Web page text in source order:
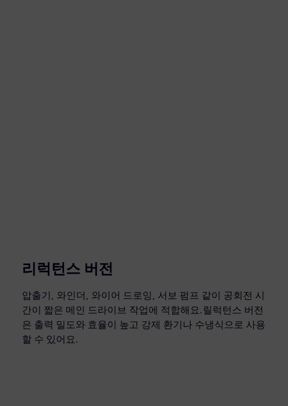
리럭턴스 버전
압출기, 와인더, 와이어 드로잉, 서보 펌프 같이 공회전 시
간이 짧은 메인 드라이브 작업에 적합해요.릴럭턴스 버전
은 출력 밀도와 효율이 높고 강제 환기나 수냉식으로 사용
할 수 있어요.